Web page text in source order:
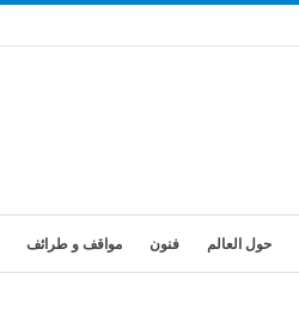
حول العالم فنون مواقف و طرائف